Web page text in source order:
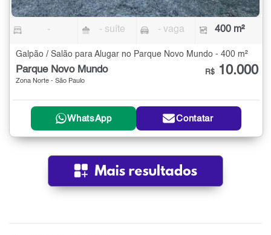
- - suíte - vaga 400 m²
Galpão / Salão para Alugar no Parque Novo Mundo - 400 m²
Parque Novo Mundo
Zona Norte - São Paulo
R$ 10.000
WhatsApp Contatar